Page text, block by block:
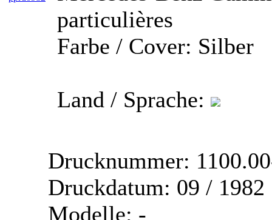
particulières
Farbe / Cover: Silber
Land / Sprache:
Drucknummer:
Druckdatum: 09 / 1982
Modelle: -